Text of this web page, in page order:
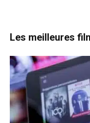
Les meilleures